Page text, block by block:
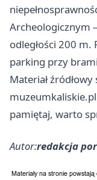
Archeologicznym
odległości 200
parking przy
Materiał
pamiętaj, warto
Autor:redakcja